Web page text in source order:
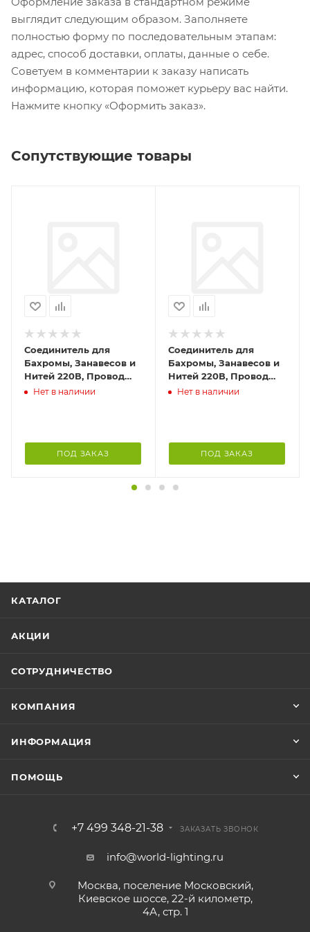
выглядит следующим образом. Заполняете
полностью форму по последовательным этапам:
адрес, способ доставки, оплаты, данные о себе.
Советуем в комментарии к заказу написать
информацию, которая поможет курьеру вас найти.
Нажмите кнопку «Оформить заказ».
Сопутствующие товары
Соединитель для
Бахромы, Занавесов и
Нитей 220В, Провод
Белый Каучук, IP65
Нет в наличии
ПОД ЗАКАЗ
Соединитель для
Бахромы, Занавесов и
Нитей 220В, Провод
Черный Каучук, IP65
Нет в наличии
ПОД ЗАКАЗ
КАТАЛОГ
АКЦИИ
СОТРУДНИЧЕСТВО
КОМПАНИЯ
ИНФОРМАЦИЯ
ПОМОЩЬ
+7 499 348-21-38 ЗАКАЗАТЬ ЗВОНОК
info@world-lighting.ru
Москва, поселение Московский,
Киевское шоссе, 22-й километр,
4А, стр. 1